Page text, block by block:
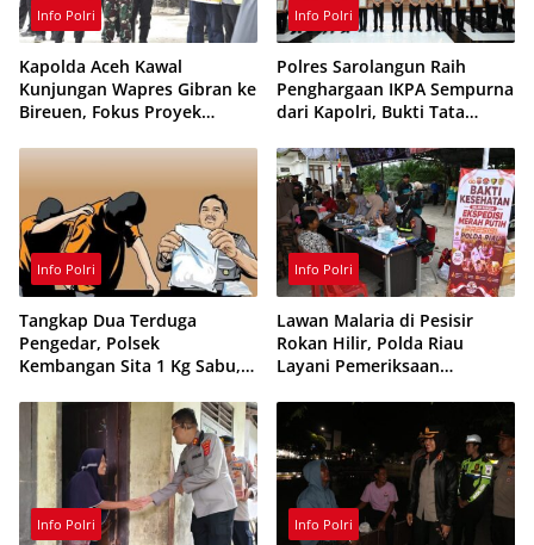
Info Polri
Kapolda Aceh Kawal
Kunjungan Wapres Gibran ke
Bireuen, Fokus Proyek
Info Polri
Polres Sarolangun Raih
Penghargaan IKPA Sempurna
dari Kapolri, Bukti Tata
Berintegritas
Info Polri
Tangkap Dua Terduga
Pengedar, Polsek
Kembangan Sita 1 Kg Sabu,
Ribu Butir Obat Keras
Info Polri
Lawan Malaria di Pesisir
Rokan Hilir, Polda Riau
Layani Pemeriksaan
Info Polri Info Polri